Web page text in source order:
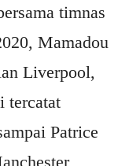
timnas
Mamadou
Liverpool,
tercatat
Patrice